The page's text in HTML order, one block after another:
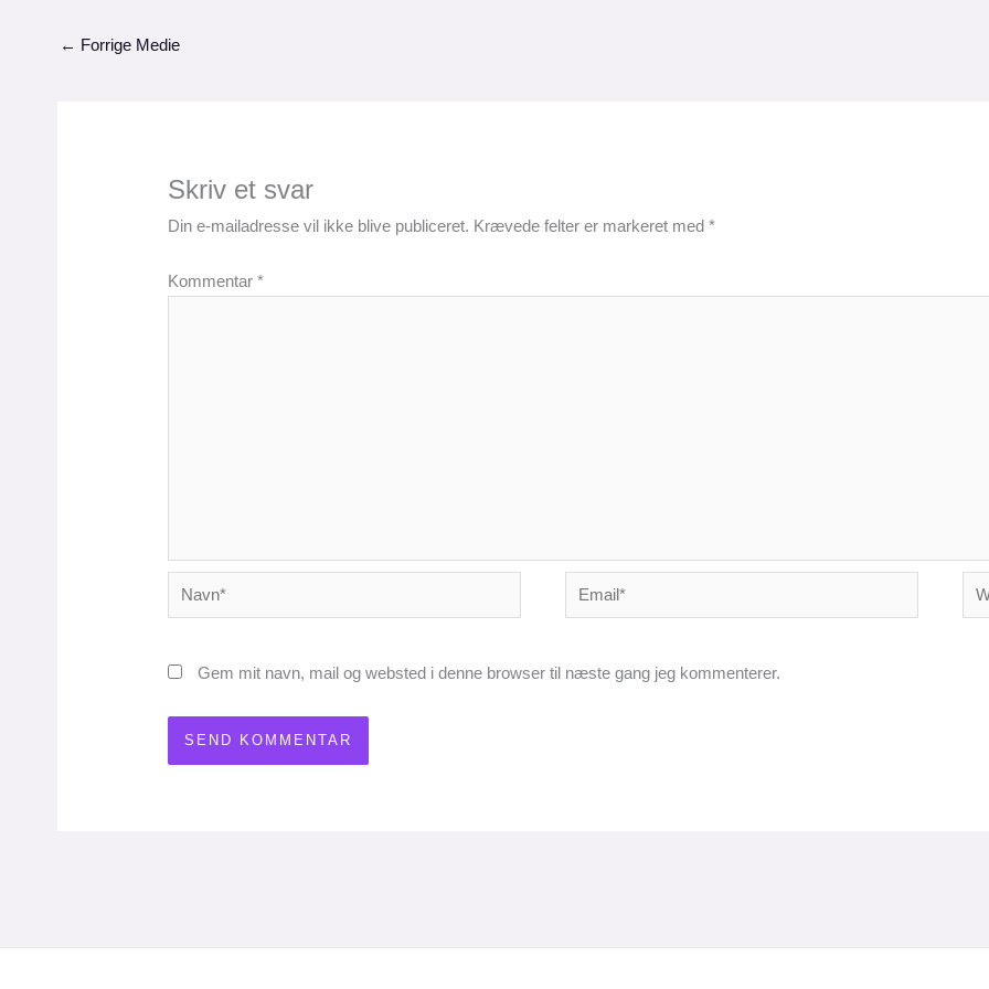
← Forrige Medie
Skriv et svar
Din e-mailadresse vil ikke blive publiceret. Krævede felter er markeret med*
Kommentar*
Navn* Email*
Gem mit navn, mail og websted i denne browser til næste gang jeg kommenterer.